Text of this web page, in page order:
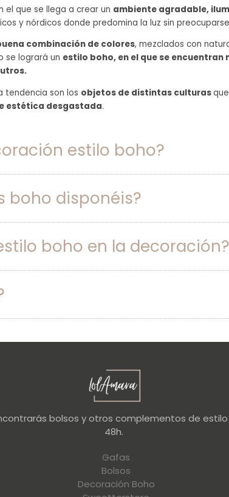
el que se llega a crear un ambiente agradable,
y nórdicos donde predomina la luz sin
combinación de colores, mezclados con
se logrará un estilo boho, en el que se
tendencia son los objetos de distintas culturas
estética desgastada.
estilo boho?
boho disponéis?
boho en la decoración?
bolsos y otros complementos de
48h.
Gafas
Bolsos
Decoración Boho